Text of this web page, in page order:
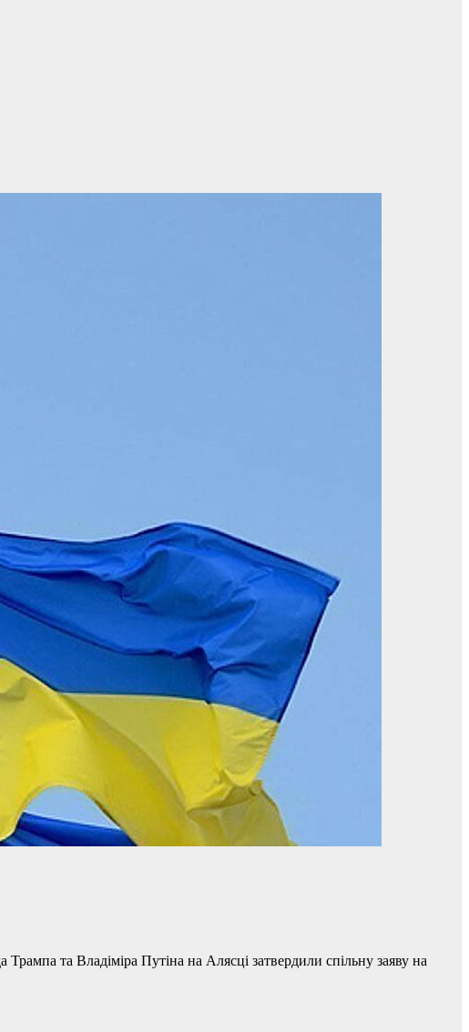
та Владіміра Путіна на Алясці затвердили спільну заяву на